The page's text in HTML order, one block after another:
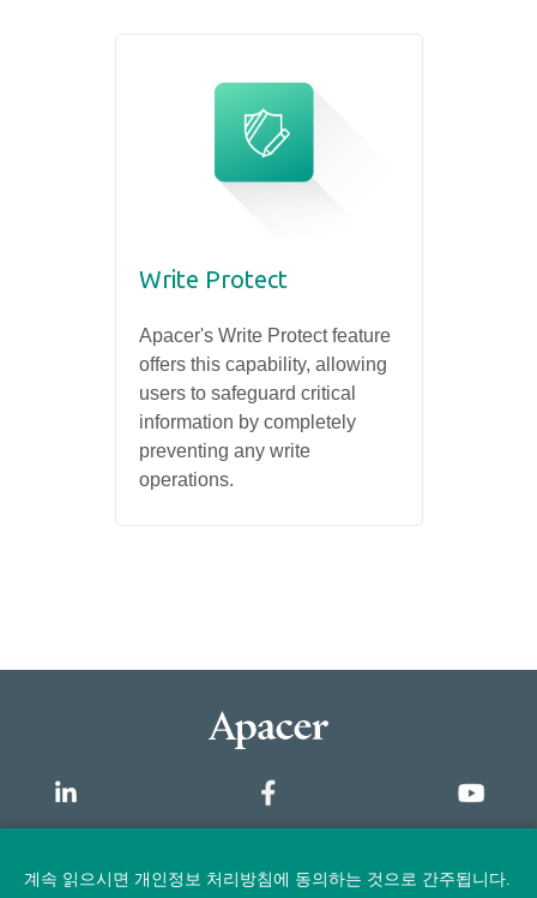
Write Protect
Apacer's Write Protect feature
offers this capability, allowing
users to safeguard critical
information by completely
preventing any write
operations.
개요
계속 읽으시면 개인정보 처리방침에 동의하는 것으로 간주됩니다.